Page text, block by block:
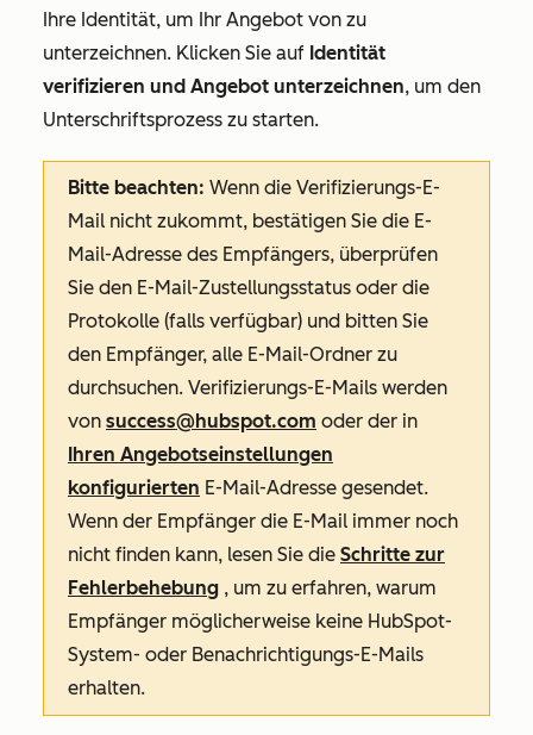
Ihre Identität, um Ihr Angebot von zu
unterzeichnen. Klicken Sie auf Identität
verifizieren und Angebot unterzeichnen, um den
Unterschriftsprozess zu starten.
Bitte beachten: Wenn die Verifizierungs-E-
Mail nicht zukommt, bestätigen Sie die E-
Mail-Adresse des Empfängers, überprüfen
Sie den E-Mail-Zustellungsstatus oder die
Protokolle (falls verfügbar) und bitten Sie
den Empfänger, alle E-Mail-Ordner zu
durchsuchen. Verifizierungs-E-Mails werden
von success@hubspot.com oder der in
Ihren Angebotseinstellungen
konfigurierten E-Mail-Adresse gesendet.
Wenn der Empfänger die E-Mail immer noch
nicht finden kann, lesen Sie die Schritte zur
Fehlerbehebung , um zu erfahren, warum
Empfänger möglicherweise keine HubSpot-
System- oder Benachrichtigungs-E-Mails
erhalten.